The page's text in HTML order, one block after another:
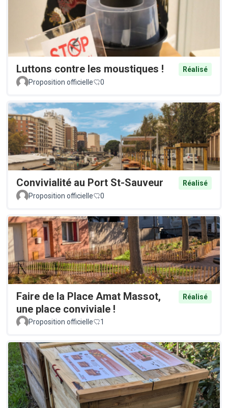
Luttons contre les moustiques !
Réalisé
Proposition officielle
0
Convivialité au Port St-Sauveur
Réalisé
Proposition officielle
0
Faire de la Place Amat Massot,
une place conviviale !
Réalisé
Proposition officielle 1